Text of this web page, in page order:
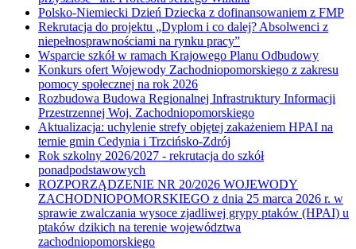
Polsko-Niemiecki Dzień Dziecka z dofinansowaniem z FMP
Rekrutacja do projektu „Dyplom i co dalej? Absolwenci z
niepełnosprawnościami na rynku pracy”
Wsparcie szkół w ramach Krajowego Planu Odbudowy
Konkurs ofert Wojewody Zachodniopomorskiego z zakresu
pomocy społecznej na rok 2026
Rozbudowa Budowa Regionalnej Infrastruktury Informacji
Przestrzennej Woj. Zachodniopomorskiego
Aktualizacja: uchylenie strefy objętej zakażeniem HPAI na
ternie gmin Cedynia i Trzcińsko-Zdrój
Rok szkolny 2026/2027 - rekrutacja do szkół
ponadpodstawowych
ROZPORZĄDZENIE NR 20/2026 WOJEWODY
ZACHODNIOPOMORSKIEGO z dnia 25 marca 2026 r. w
sprawie zwalczania wysoce zjadliwej grypy ptaków (HPAI) u
ptaków dzikich na terenie województwa
zachodniopomorskiego